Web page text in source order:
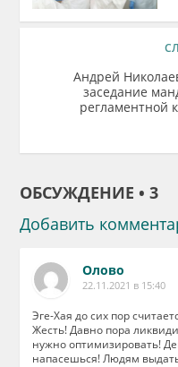
Андрей
заседание
регламентной
ОБСУЖДЕНИЕ • 3
Добавить
Олово
22.11.2021 в 15:40
Эге-Хая до сих пор
Жесть! Давно пора
нужно оптимизировать!
напасешься! Людям